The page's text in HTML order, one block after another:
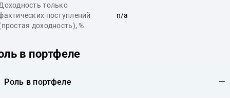
только
поступлений
доходность), %
n/a
в портфеле
Роль в портфеле